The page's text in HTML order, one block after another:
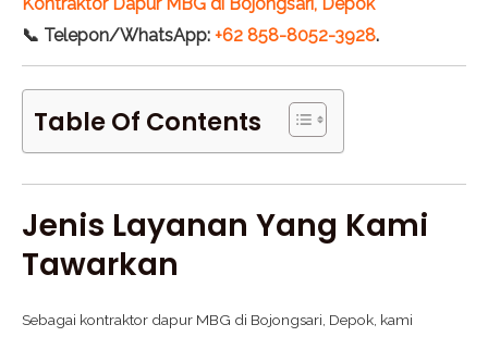
📞 Telepon/WhatsApp: +62 858-8052-3928.
Table Of Contents
Jenis Layanan Yang Kami
Tawarkan
Sebagai kontraktor dapur MBG di Bojongsari, Depok, kami